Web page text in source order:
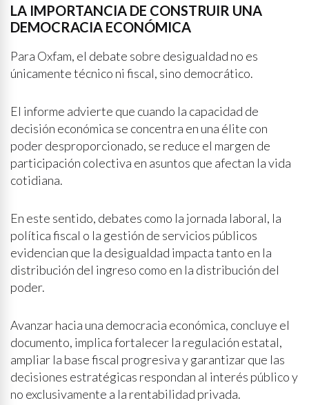
LA IMPORTANCIA DE CONSTRUIR UNA
DEMOCRACIA ECONÓMICA
Para Oxfam, el debate sobre desigualdad no es
únicamente técnico ni fiscal, sino democrático.
El informe advierte que cuando la capacidad de
decisión económica se concentra en una élite con
poder desproporcionado, se reduce el margen de
participación colectiva en asuntos que afectan la vida
cotidiana.
En este sentido, debates como la jornada laboral, la
política fiscal o la gestión de servicios públicos
evidencian que la desigualdad impacta tanto en la
distribución del ingreso como en la distribución del
poder.
Avanzar hacia una democracia económica, concluye el
documento, implica fortalecer la regulación estatal,
ampliar la base fiscal progresiva y garantizar que las
decisiones estratégicas respondan al interés público y
no exclusivamente a la rentabilidad privada.